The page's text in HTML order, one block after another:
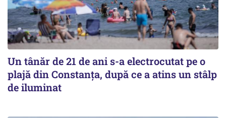
Un tânăr de 21 de ani s-a electrocutat pe o
plajă din Constanța, după ce a atins un stâlp
de iluminat